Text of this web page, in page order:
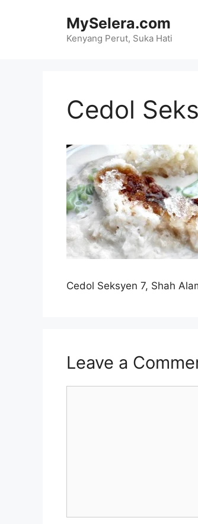
MySelera.com
Kenyang Perut, Suka Hati
Cedol
Cedol Seksyen 7, Shah
Leave a